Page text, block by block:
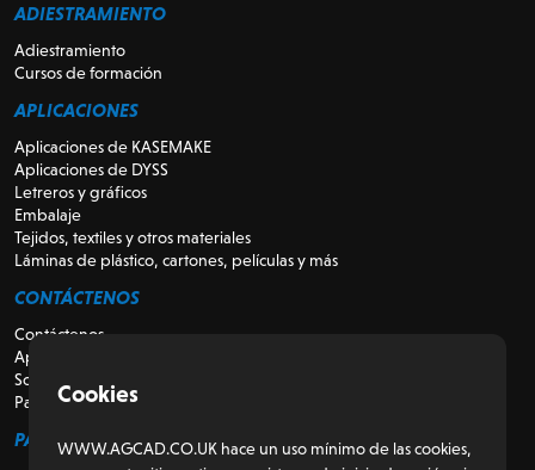
ADIESTRAMIENTO
Adiestramiento
Cursos de formación
APLICACIONES
Aplicaciones de KASEMAKE
Aplicaciones de DYSS
Letreros y gráficos
Embalaje
Tejidos, textiles y otros materiales
Láminas de plástico, cartones, películas y más
CONTÁCTENOS
Contáctenos
Apoyo
Sobre nosotros
Para revendedores
PARA LOS CLIENTES
Cookies
WWW.AGCAD.CO.UK hace un uso mínimo de las cookies,